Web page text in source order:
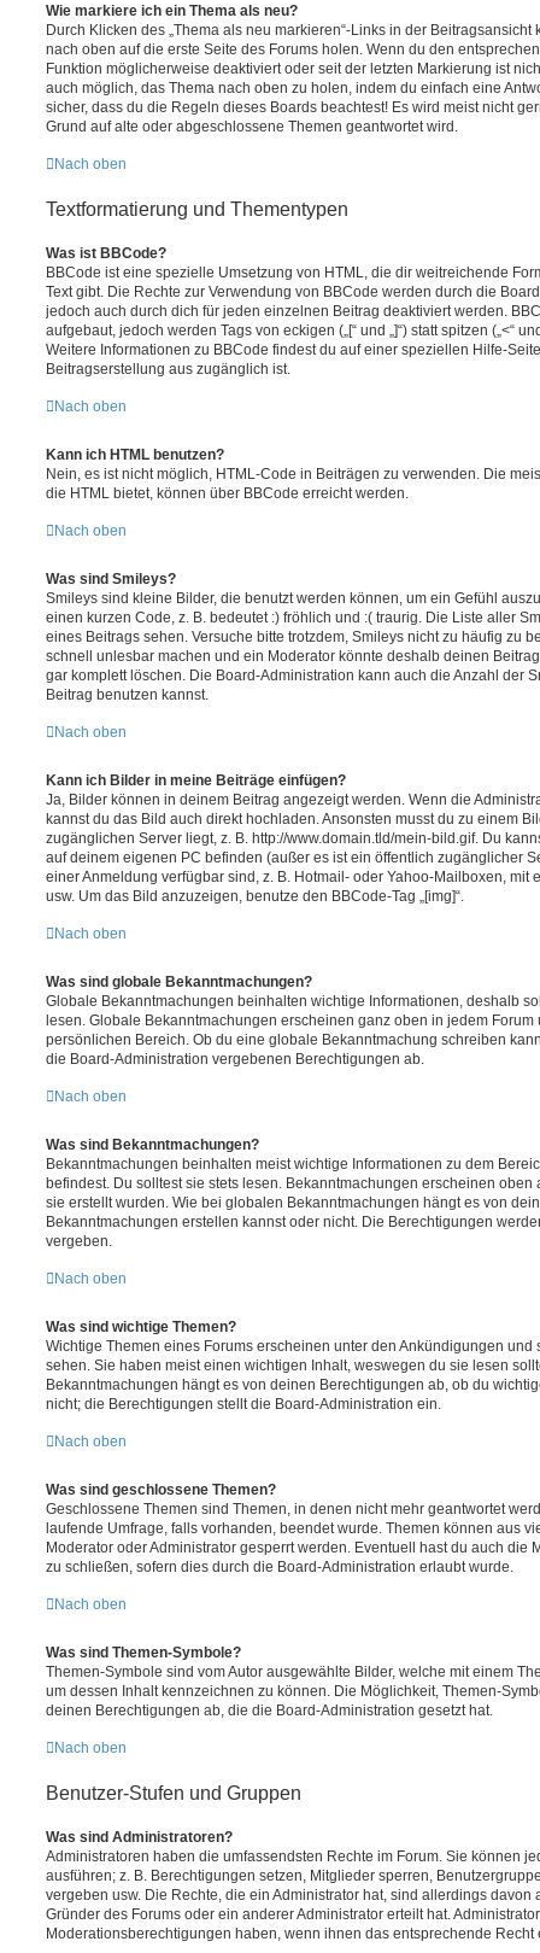
Wie markiere ich ein Thema als neu?
Durch Klicken des „Thema als neu markieren“-Links in der
nach oben auf die erste Seite des Forums holen. Wenn du den
Funktion möglicherweise deaktiviert oder seit der letzten Markierung ist
auch möglich, das Thema nach oben zu holen, indem du einfach eine
sicher, dass du die Regeln dieses Boards beachtest! Es wird meist nicht
Grund auf alte oder abgeschlossene Themen geantwortet wird.
Nach oben
Textformatierung und Thementypen
Was ist BBCode?
BBCode ist eine spezielle Umsetzung von HTML, die dir weitreichende
Text gibt. Die Rechte zur Verwendung von BBCode werden durch die
jedoch auch durch dich für jeden einzelnen Beitrag deaktiviert werden.
aufgebaut, jedoch werden Tags von eckigen („[“ und „]“) statt spitzen („<“
Weitere Informationen zu BBCode findest du auf einer speziellen Hilfe-
Beitragserstellung aus zugänglich ist.
Nach oben
Kann ich HTML benutzen?
Nein, es ist nicht möglich, HTML-Code in Beiträgen zu verwenden. Die
die HTML bietet, können über BBCode erreicht werden.
Nach oben
Was sind Smileys?
Smileys sind kleine Bilder, die benutzt werden können, um ein Gefühl
einen kurzen Code, z. B. bedeutet :) fröhlich und :( traurig. Die Liste aller
eines Beitrags sehen. Versuche bitte trotzdem, Smileys nicht zu häufig zu
schnell unlesbar machen und ein Moderator könnte deshalb deinen
gar komplett löschen. Die Board-Administration kann auch die Anzahl der
Beitrag benutzen kannst.
Nach oben
Kann ich Bilder in meine Beiträge einfügen?
Ja, Bilder können in deinem Beitrag angezeigt werden. Wenn die
kannst du das Bild auch direkt hochladen. Ansonsten musst du zu einem
zugänglichen Server liegt, z. B. http://www.domain.tld/mein-bild.gif. Du
auf deinem eigenen PC befinden (außer es ist ein öffentlich zugänglicher
einer Anmeldung verfügbar sind, z. B. Hotmail- oder Yahoo-Mailboxen, mit
usw. Um das Bild anzuzeigen, benutze den BBCode-Tag „[img]“.
Nach oben
Was sind globale Bekanntmachungen?
Globale Bekanntmachungen beinhalten wichtige Informationen, deshalb
lesen. Globale Bekanntmachungen erscheinen ganz oben in jedem
persönlichen Bereich. Ob du eine globale Bekanntmachung schreiben
die Board-Administration vergebenen Berechtigungen ab.
Nach oben
Was sind Bekanntmachungen?
Bekanntmachungen beinhalten meist wichtige Informationen zu dem
befindest. Du solltest sie stets lesen. Bekanntmachungen erscheinen oben
sie erstellt wurden. Wie bei globalen Bekanntmachungen hängt es von
Bekanntmachungen erstellen kannst oder nicht. Die Berechtigungen
vergeben.
Nach oben
Was sind wichtige Themen?
Wichtige Themen eines Forums erscheinen unter den Ankündigungen und
sehen. Sie haben meist einen wichtigen Inhalt, weswegen du sie lesen
Bekanntmachungen hängt es von deinen Berechtigungen ab, ob du
nicht; die Berechtigungen stellt die Board-Administration ein.
Nach oben
Was sind geschlossene Themen?
Geschlossene Themen sind Themen, in denen nicht mehr geantwortet
laufende Umfrage, falls vorhanden, beendet wurde. Themen können aus
Moderator oder Administrator gesperrt werden. Eventuell hast du auch die
zu schließen, sofern dies durch die Board-Administration erlaubt wurde.
Nach oben
Was sind Themen-Symbole?
Themen-Symbole sind vom Autor ausgewählte Bilder, welche mit einem
um dessen Inhalt kennzeichnen zu können. Die Möglichkeit, Themen-
deinen Berechtigungen ab, die die Board-Administration gesetzt hat.
Nach oben
Benutzer-Stufen und Gruppen
Was sind Administratoren?
Administratoren haben die umfassendsten Rechte im Forum. Sie können
ausführen; z. B. Berechtigungen setzen, Mitglieder sperren,
vergeben usw. Die Rechte, die ein Administrator hat, sind allerdings
Gründer des Forums oder ein anderer Administrator erteilt hat.
Moderationsberechtigungen haben, wenn ihnen das entsprechende Recht